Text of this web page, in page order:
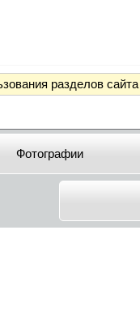
разделов сайта
Фотографии